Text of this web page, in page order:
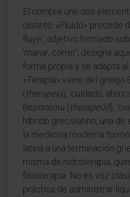
El nombre une dos
distinto. «Fluido» procede
fluye', adjetivo formado
'manar, correr'; designa
forma propia y se adapta
«Terapia» viene del griego
(therapeía), 'cuidado,
θεραπεύω (therapeúō),
híbrido grecolatino, una de
la medicina moderna
latina a una terminación
misma de hidroterapia,
fisioterapia. No es voz
práctica de administrar